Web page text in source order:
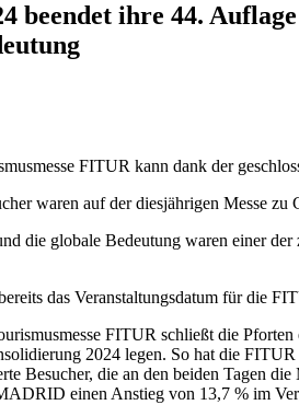
beendet ihre 44.
FITUR kann dank der
waren auf der diesjährigen Messe
die globale Bedeutung waren einer
das Veranstaltungsdatum für die
FITUR schließt die
2024 legen. So hat die
Besucher, die an den beiden Tagen
einen Anstieg von 13,7 % im